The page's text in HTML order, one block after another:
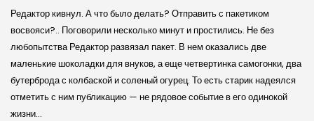
Редактор кивнул. А что было делать? Отправить с пакетиком
восвояси?.. Поговорили несколько минут и простились. Не без
любопытства Редактор развязал пакет. В нем оказались две
маленькие шоколадки для внуков, а еще четвертинка самогонки, два
бутерброда с колбаской и соленый огурец. То есть старик надеялся
отметить с ним публикацию — не рядовое событие в его одинокой
жизни…